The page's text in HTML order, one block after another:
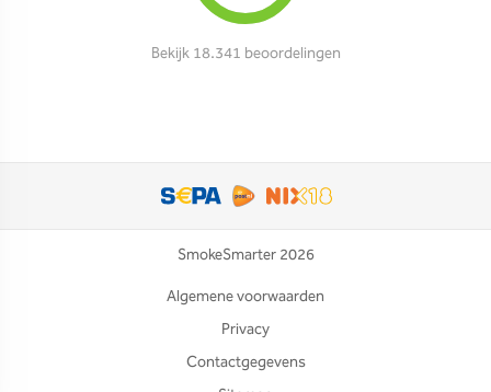
Bekijk 18.341 beoordelingen
SmokeSmarter 2026
Algemene voorwaarden
Privacy
Contactgegevens